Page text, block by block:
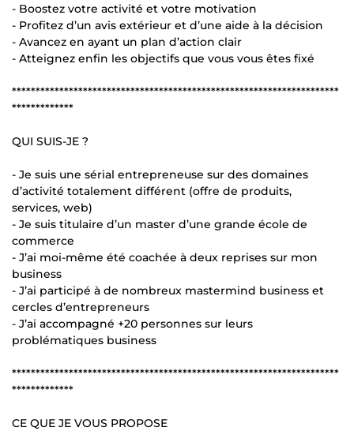
- Boostez votre activité et votre motivation
- Profitez d’un avis extérieur et d’une aide à la décision
- Avancez en ayant un plan d’action clair
- Atteignez enfin les objectifs que vous vous êtes fixé
*********************************************************************
*************
QUI SUIS-JE ?
- Je suis une sérial entrepreneuse sur des domaines
d’activité totalement différent (offre de produits,
services, web)
- Je suis titulaire d’un master d’une grande école de
commerce
- J’ai moi-même été coachée à deux reprises sur mon
business
- J’ai participé à de nombreux mastermind business et
cercles d’entrepreneurs
- J’ai accompagné +20 personnes sur leurs
problématiques business
*********************************************************************
*************
CE QUE JE VOUS PROPOSE